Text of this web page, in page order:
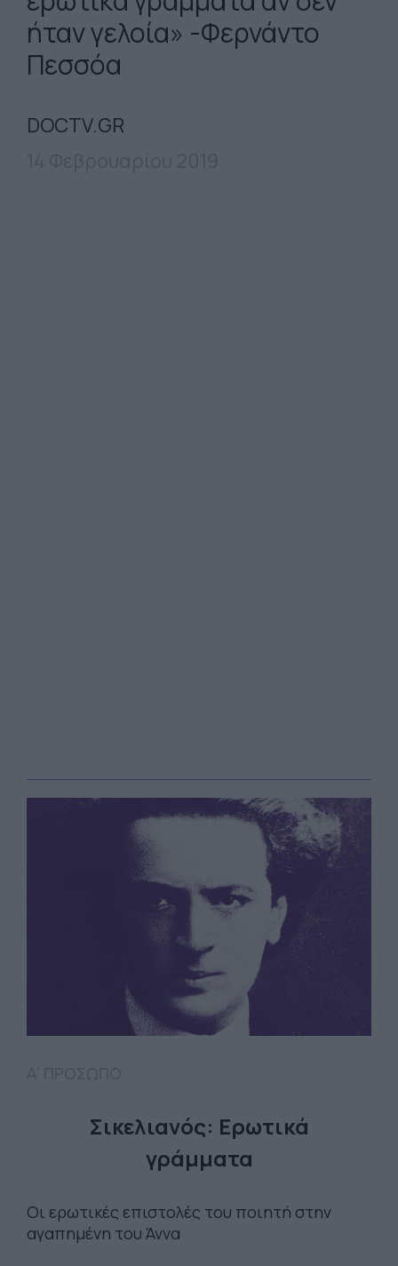
ήταν γελοία» -Φερνάντο
Πεσσόα
DOCTV.GR
Σικελιανός: Ερωτικά
γράμματα
Οι ερωτικές επιστολές του ποιητή στην
αγαπημένη του Άννα